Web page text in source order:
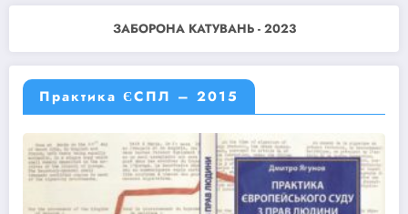
ЗАБОРОНА КАТУВАНЬ - 2023
Практика ЄСПЛ – 2015